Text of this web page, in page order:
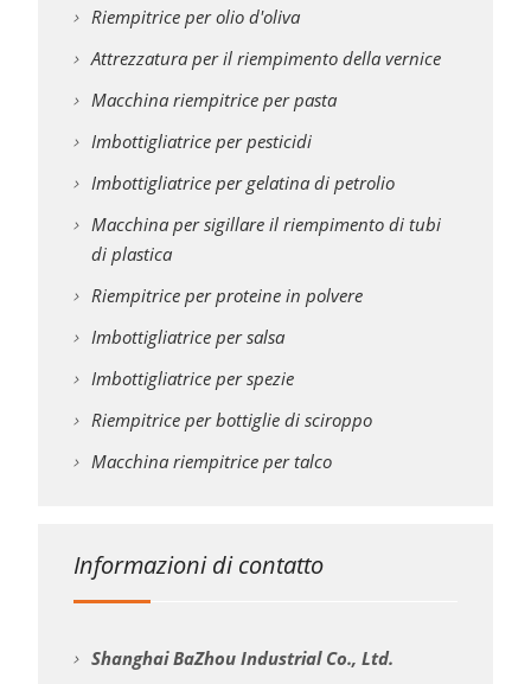
Riempitrice per olio d'oliva
Attrezzatura per il riempimento della vernice
Macchina riempitrice per pasta
Imbottigliatrice per pesticidi
Imbottigliatrice per gelatina di petrolio
Macchina per sigillare il riempimento di tubi
di plastica
Riempitrice per proteine in polvere
Imbottigliatrice per salsa
Imbottigliatrice per spezie
Riempitrice per bottiglie di sciroppo
Macchina riempitrice per talco
Informazioni di contatto
Shanghai BaZhou Industrial Co., Ltd.